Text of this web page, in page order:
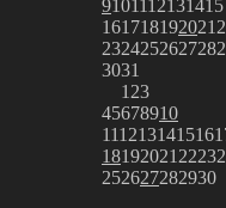
9101112131415
161718192021
232425262728
3031
1 23
45678910
111213141516
18192021 2223
252627282930